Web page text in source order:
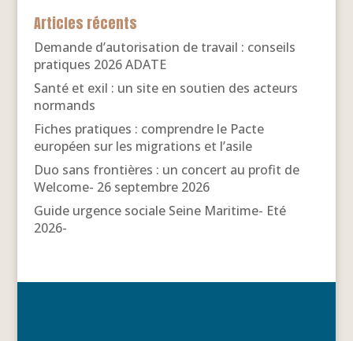
Articles récents
Demande d’autorisation de travail : conseils
pratiques 2026 ADATE
Santé et exil : un site en soutien des acteurs
normands
Fiches pratiques : comprendre le Pacte
européen sur les migrations et l’asile
Duo sans frontières : un concert au profit de
Welcome- 26 septembre 2026
Guide urgence sociale Seine Maritime- Eté
2026-